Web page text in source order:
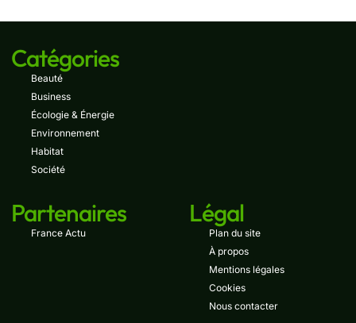
Catégories
Beauté
Business
Écologie & Énergie
Environnement
Habitat
Société
Partenaires
France Actu
Légal
Plan du site
À propos
Mentions légales
Cookies
Nous contacter